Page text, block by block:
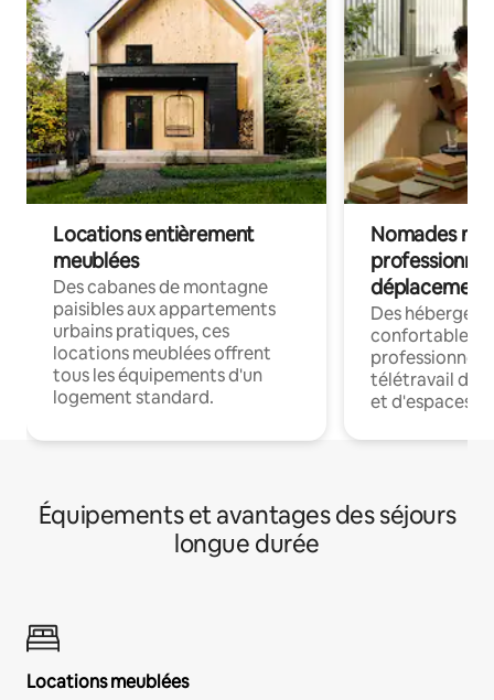
Locations entièrement
meublées
Des cabanes de montagne
paisibles aux appartements
urbains pratiques, ces
locations meublées offrent
tous les équipements d'un
logement standard.
Nomades
déplacement
Des
confortables
professionnels
télétravail
et d'espaces
Équipements et avantages des séjours
longue durée
Locations meublées